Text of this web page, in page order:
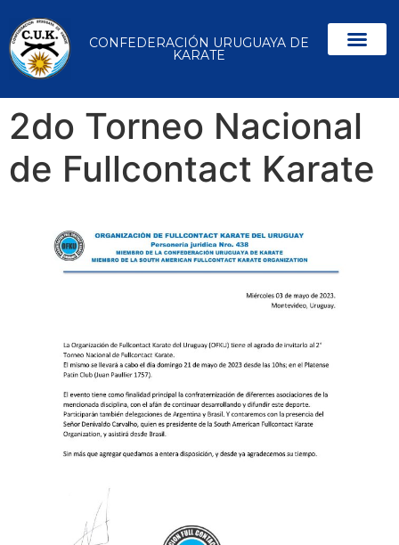
CONFEDERACIÓN URUGUAYA DE
KARATE
2do Torneo Nacional
de Fullcontact Karate